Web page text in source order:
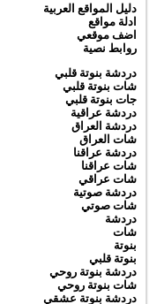
دليل المواقع العربية
ادلة مواقع
اضف موقعي
روابط نصية
دردشة بنوتة قلبي
شات بنوتة قلبي
جات بنوتة قلبي
دردشة عراقية
دردشة العراق
شات العراق
دردشة عراقنا
شات عراقنا
شات عراقي
دردشة صوتية
شات صوتي
دردشة
شات
بنوتة
بنوتة قلبي
دردشة بنوتة روحي
شات بنوتة روحي
دردشة بنوتة عشقي